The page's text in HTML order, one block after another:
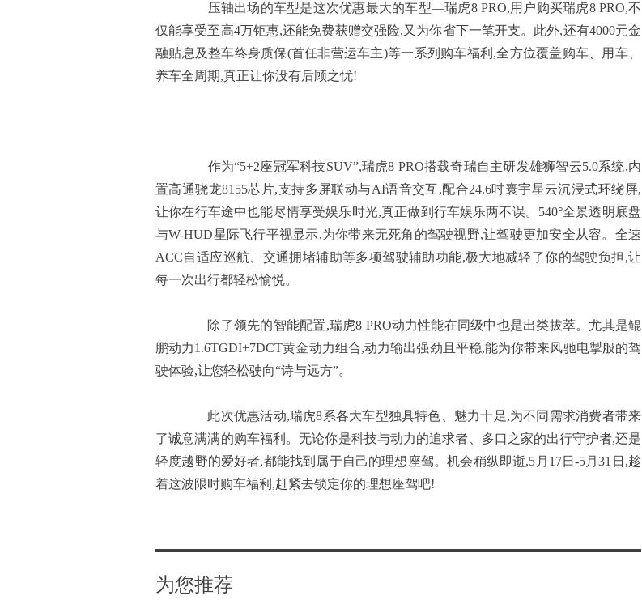
压轴出场的车型是这次优惠最大的车型—瑞虎8 PRO,用户购买瑞虎8 PRO,不
仅能享受至高4万钜惠,还能免费获赠交强险,又为你省下一笔开支。此外,还有4000元金
融贴息及整车终身质保(首任非营运车主)等一系列购车福利,全方位覆盖购车、用车、
养车全周期,真正让你没有后顾之忧!
作为“5+2座冠军科技SUV”,瑞虎8 PRO搭载奇瑞自主研发雄狮智云5.0系统,内
置高通骁龙8155芯片,支持多屏联动与AI语音交互,配合24.6吋寰宇星云沉浸式环绕屏,
让你在行车途中也能尽情享受娱乐时光,真正做到行车娱乐两不误。540°全景透明底盘
与W-HUD星际飞行平视显示,为你带来无死角的驾驶视野,让驾驶更加安全从容。全速
ACC自适应巡航、交通拥堵辅助等多项驾驶辅助功能,极大地减轻了你的驾驶负担,让
每一次出行都轻松愉悦。
除了领先的智能配置,瑞虎8 PRO动力性能在同级中也是出类拔萃。尤其是鲲
鹏动力1.6TGDI+7DCT黄金动力组合,动力输出强劲且平稳,能为你带来风驰电掣般的驾
驶体验,让您轻松驶向“诗与远方”。
此次优惠活动,瑞虎8系各大车型独具特色、魅力十足,为不同需求消费者带来
了诚意满满的购车福利。无论你是科技与动力的追求者、多口之家的出行守护者,还是
轻度越野的爱好者,都能找到属于自己的理想座驾。机会稍纵即逝,5月17日-5月31日,趁
着这波限时购车福利,赶紧去锁定你的理想座驾吧!
为您推荐